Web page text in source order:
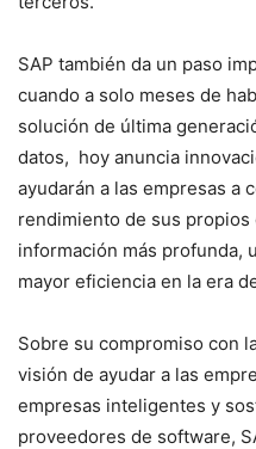
SAP también da un paso
cuando a solo meses de
solución de última
datos, hoy anuncia
ayudarán a las empresas a
rendimiento de sus
información más profunda,
mayor eficiencia en la era
Sobre su compromiso con
visión de ayudar a las
empresas inteligentes y
proveedores de software,